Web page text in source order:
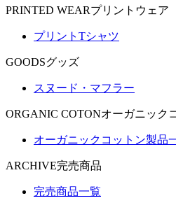
PRINTED WEARプリントウェア
プリントTシャツ
GOODSグッズ
スヌード・マフラー
ORGANIC COTONオーガニック
オーガニックコットン製品
ARCHIVE完売商品
完売商品一覧